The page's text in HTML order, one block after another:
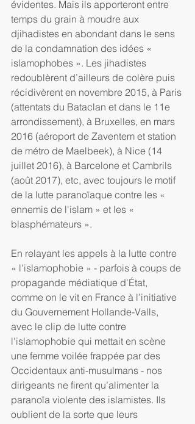
évidentes. Mais ils apporteront entre
temps du grain à moudre aux
djihadistes en abondant dans le sens
de la condamnation des idées «
islamophobes ». Les jihadistes
redoublèrent d’ailleurs de colère puis
récidivèrent en novembre 2015, à Paris
(attentats du Bataclan et dans le 11e
arrondissement), à Bruxelles, en mars
2016 (aéroport de Zaventem et station
de métro de Maelbeek), à Nice (14
juillet 2016), à Barcelone et Cambrils
(août 2017), etc, avec toujours le motif
de la lutte paranoïaque contre les «
ennemis de l'islam » et les «
blasphémateurs ».
En relayant les appels à la lutte contre
« l'islamophobie » - parfois à coups de
propagande médiatique d'État,
comme on le vit en France à l’initiative
du Gouvernement Hollande-Valls,
avec le clip de lutte contre
l'islamophobie qui mettait en scène
une femme voilée frappée par des
Occidentaux anti-musulmans - nos
dirigeants ne firent qu’alimenter la
paranoïa violente des islamistes. Ils
oublient de la sorte que leurs